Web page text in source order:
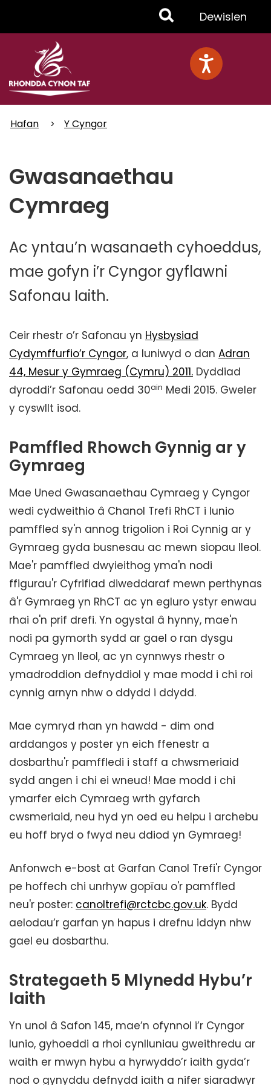
Toggle
Menu
Dewislen
Hafan Y Cyngor
Gwasanaethau
Cymraeg
Ac yntau’n wasanaeth cyhoeddus,
mae gofyn i’r Cyngor gyflawni
Safonau Iaith.
Ceir rhestr o’r Safonau yn Hysbysiad
Cydymffurfio’r Cyngor, a luniwyd o dan Adran
44, Mesur y Gymraeg (Cymru) 2011. Dyddiad
dyroddi’r Safonau oedd 30ain Medi 2015. Gweler
y cyswllt isod.
Pamffled Rhowch Gynnig ar y
Gymraeg
Mae Uned Gwasanaethau Cymraeg y Cyngor
wedi cydweithio â Chanol Trefi RhCT i lunio
pamffled sy'n annog trigolion i Roi Cynnig ar y
Gymraeg gyda busnesau ac mewn siopau lleol.
Mae'r pamffled dwyieithog yma'n nodi
ffigurau'r Cyfrifiad diweddaraf mewn perthynas
â'r Gymraeg yn RhCT ac yn egluro ystyr enwau
rhai o'n prif drefi. Yn ogystal â hynny, mae'n
nodi pa gymorth sydd ar gael o ran dysgu
Cymraeg yn lleol, ac yn cynnwys rhestr o
ymadroddion defnyddiol y mae modd i chi roi
cynnig arnyn nhw o ddydd i ddydd.
Mae cymryd rhan yn hawdd - dim ond
arddangos y poster yn eich ffenestr a
dosbarthu'r pamffledi i staff a chwsmeriaid
sydd angen i chi ei wneud! Mae modd i chi
ymarfer eich Cymraeg wrth gyfarch
cwsmeriaid, neu hyd yn oed eu helpu i archebu
eu hoff bryd o fwyd neu ddiod yn Gymraeg!
Anfonwch e-bost at Garfan Canol Trefi'r Cyngor
pe hoffech chi unrhyw gopïau o'r pamffled
neu'r poster: canoltrefi@rctcbc.gov.uk. Bydd
aelodau’r garfan yn hapus i drefnu iddyn nhw
gael eu dosbarthu.
Strategaeth 5 Mlynedd Hybu’r
Iaith
Yn unol â Safon 145, mae’n ofynnol i’r Cyngor
lunio, gyhoeddi a rhoi cynlluniau gweithredu ar
waith er mwyn hybu a hyrwyddo’r iaith gyda’r
nod o gynyddu defnydd iaith a nifer siaradwyr